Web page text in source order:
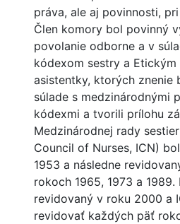
práva, ale aj povinnosti,
Člen komory bol povinný
povolanie odborne a v
kódexom sestry a
asistentky, ktorých znenie
súlade s medzinárodnými
kódexmi a tvorili prílohu
Medzinárodnej rady
Council of Nurses, ICN)
1953 a následne
rokoch 1965, 1973 a 1989.
revidovaný v roku 2000 a
revidovať každých päť